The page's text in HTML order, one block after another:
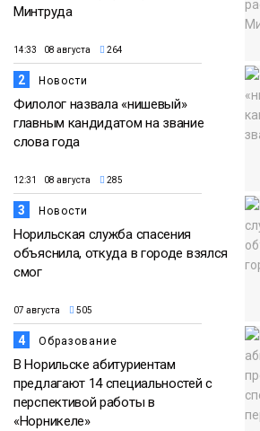
Минтруда
14:33 08 августа 264
2 Новости
Филолог назвала «нишевый»
главным кандидатом на звание
слова года
12:31 08 августа 285
3 Новости
Норильская служба спасения
объяснила, откуда в городе взялся
смог
07 августа 505
4 Образование
В Норильске абитуриентам
предлагают 14 специальностей с
перспективой работы в
«Норникеле»